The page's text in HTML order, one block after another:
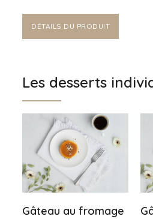
DÉTAILS DU PRODUIT
Les desserts
Gâteau au fromage